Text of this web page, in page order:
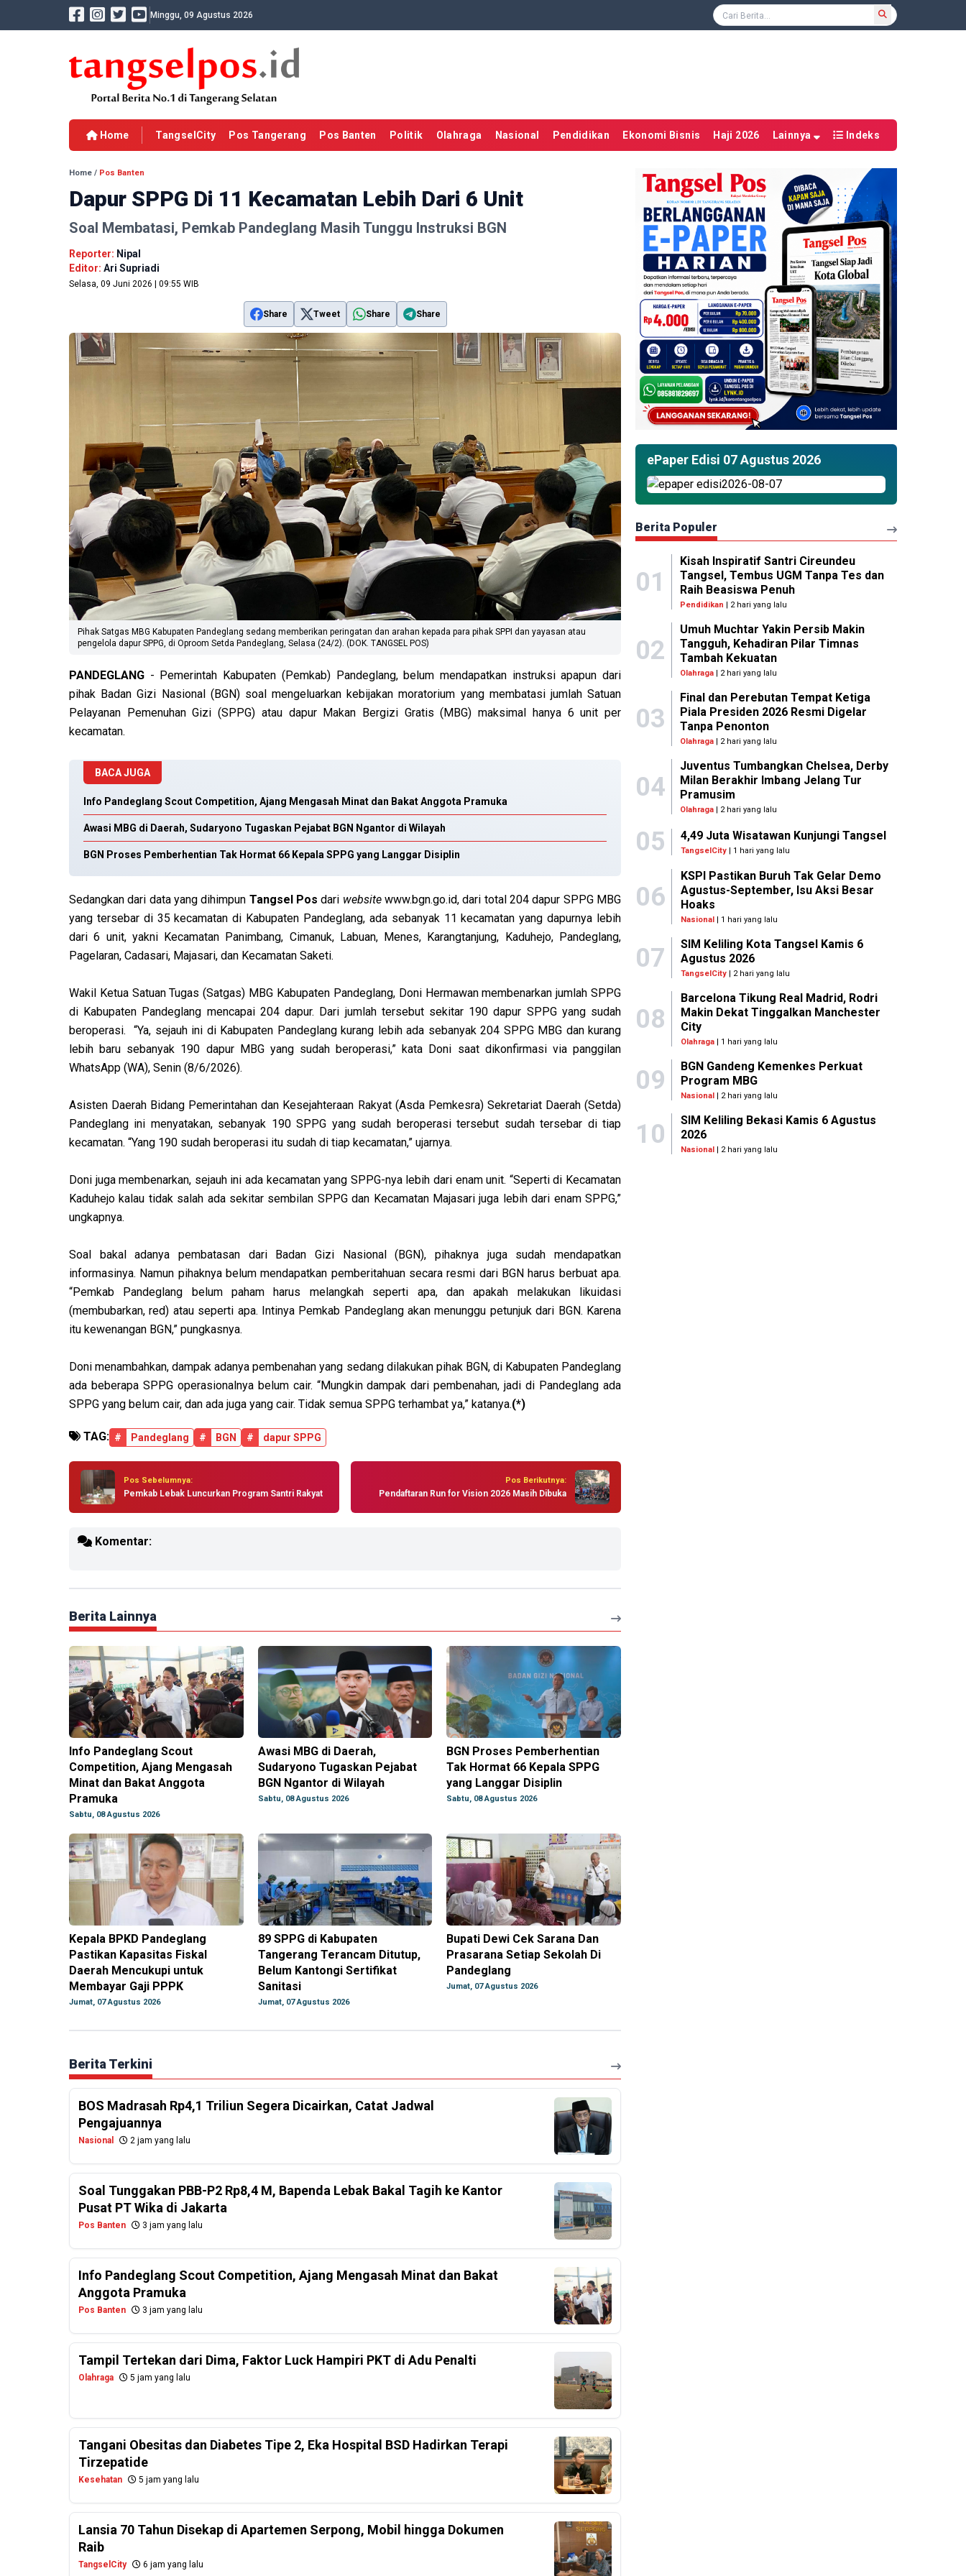
Minggu, 09 Agustus 2026
Home TangselCity Pos Tangerang Pos Banten Politik Olahraga Nasional Pendidikan Ekonomi Bisnis Haji 2026 Lainnya Indeks
Home / Pos Banten
Dapur SPPG Di 11 Kecamatan Lebih Dari 6 Unit
Soal Membatasi, Pemkab Pandeglang Masih Tunggu Instruksi BGN
Reporter: Nipal
Editor: Ari Supriadi
Selasa, 09 Juni 2026 | 09:55 WIB
Share Tweet Share Share
Pihak Satgas MBG Kabupaten Pandeglang sedang memberikan peringatan dan arahan kepada para pihak SPPI dan yayasan atau
pengelola dapur SPPG, di Oproom Setda Pandeglang, Selasa (24/2). (DOK. TANGSEL POS)
PANDEGLANG - Pemerintah Kabupaten (Pemkab) Pandeglang, belum mendapatkan instruksi apapun dari
pihak Badan Gizi Nasional (BGN) soal mengeluarkan kebijakan moratorium yang membatasi jumlah Satuan
Pelayanan Pemenuhan Gizi (SPPG) atau dapur Makan Bergizi Gratis (MBG) maksimal hanya 6 unit per
kecamatan.
BACA JUGA
Info Pandeglang Scout Competition, Ajang Mengasah Minat dan Bakat Anggota Pramuka
Awasi MBG di Daerah, Sudaryono Tugaskan Pejabat BGN Ngantor di Wilayah
BGN Proses Pemberhentian Tak Hormat 66 Kepala SPPG yang Langgar Disiplin
Sedangkan dari data yang dihimpun Tangsel Pos dari websitewww.bgn.go.id, dari total 204 dapur SPPG MBG
yang tersebar di 35 kecamatan di Kabupaten Pandeglang, ada sebanyak 11 kecamatan yang dapurnya lebih
dari 6 unit, yakni Kecamatan Panimbang, Cimanuk, Labuan, Menes, Karangtanjung, Kaduhejo, Pandeglang,
Pagelaran, Cadasari, Majasari, dan Kecamatan Saketi.
Wakil Ketua Satuan Tugas (Satgas) MBG Kabupaten Pandeglang, Doni Hermawan membenarkan jumlah SPPG
di Kabupaten Pandeglang mencapai 204 dapur. Dari jumlah tersebut sekitar 190 dapur SPPG yang sudah
beroperasi. “Ya, sejauh ini di Kabupaten Pandeglang kurang lebih ada sebanyak 204 SPPG MBG dan kurang
lebih baru sebanyak 190 dapur MBG yang sudah beroperasi,” kata Doni saat dikonfirmasi via panggilan
WhatsApp (WA), Senin (8/6/2026).
Asisten Daerah Bidang Pemerintahan dan Kesejahteraan Rakyat (Asda Pemkesra) Sekretariat Daerah (Setda)
Pandeglang ini menyatakan, sebanyak 190 SPPG yang sudah beroperasi tersebut sudah tersebar di tiap
kecamatan. “Yang 190 sudah beroperasi itu sudah di tiap kecamatan,” ujarnya.
Doni juga membenarkan, sejauh ini ada kecamatan yang SPPG-nya lebih dari enam unit. “Seperti di Kecamatan
Kaduhejo kalau tidak salah ada sekitar sembilan SPPG dan Kecamatan Majasari juga lebih dari enam SPPG,”
ungkapnya.
Soal bakal adanya pembatasan dari Badan Gizi Nasional (BGN), pihaknya juga sudah mendapatkan
informasinya. Namun pihaknya belum mendapatkan pemberitahuan secara resmi dari BGN harus berbuat apa.
“Pemkab Pandeglang belum paham harus melangkah seperti apa, dan apakah melakukan likuidasi
(membubarkan, red) atau seperti apa. Intinya Pemkab Pandeglang akan menunggu petunjuk dari BGN. Karena
itu kewenangan BGN,” pungkasnya.
Doni menambahkan, dampak adanya pembenahan yang sedang dilakukan pihak BGN, di Kabupaten Pandeglang
ada beberapa SPPG operasionalnya belum cair. “Mungkin dampak dari pembenahan, jadi di Pandeglang ada
SPPG yang belum cair, dan ada juga yang cair. Tidak semua SPPG terhambat ya,” katanya.(*)
TAG: # Pandeglang # BGN # dapur SPPG
Pos Sebelumnya:
Pemkab Lebak Luncurkan Program Santri Rakyat
Pos Berikutnya:
Pendaftaran Run for Vision 2026 Masih Dibuka
Komentar:
Berita Lainnya
Info Pandeglang Scout
Competition, Ajang Mengasah
Minat dan Bakat Anggota
Pramuka
Sabtu, 08 Agustus 2026
Awasi MBG di Daerah,
Sudaryono Tugaskan Pejabat
BGN Ngantor di Wilayah
Sabtu, 08 Agustus 2026
BGN Proses Pemberhentian
Tak Hormat 66 Kepala SPPG
yang Langgar Disiplin
Sabtu, 08 Agustus 2026
Kepala BPKD Pandeglang
Pastikan Kapasitas Fiskal
Daerah Mencukupi untuk
Membayar Gaji PPPK
Jumat, 07 Agustus 2026
89 SPPG di Kabupaten
Tangerang Terancam Ditutup,
Belum Kantongi Sertifikat
Sanitasi
Jumat, 07 Agustus 2026
Bupati Dewi Cek Sarana Dan
Prasarana Setiap Sekolah Di
Pandeglang
Jumat, 07 Agustus 2026
Berita Terkini
BOS Madrasah Rp4,1 Triliun Segera Dicairkan, Catat Jadwal
Pengajuannya
Nasional 2 jam yang lalu
Soal Tunggakan PBB-P2 Rp8,4 M, Bapenda Lebak Bakal Tagih ke Kantor
Pusat PT Wika di Jakarta
Pos Banten 3 jam yang lalu
Info Pandeglang Scout Competition, Ajang Mengasah Minat dan Bakat
Anggota Pramuka
Pos Banten 3 jam yang lalu
Tampil Tertekan dari Dima, Faktor Luck Hampiri PKT di Adu Penalti
Olahraga 5 jam yang lalu
Tangani Obesitas dan Diabetes Tipe 2, Eka Hospital BSD Hadirkan Terapi
Tirzepatide
Kesehatan 5 jam yang lalu
Lansia 70 Tahun Disekap di Apartemen Serpong, Mobil hingga Dokumen
Raib
TangselCity 6 jam yang lalu
ePaper Edisi 07 Agustus 2026
Berita Populer
01
Kisah Inspiratif Santri Cireundeu
Tangsel, Tembus UGM Tanpa Tes dan
Raih Beasiswa Penuh
Pendidikan | 2 hari yang lalu
02
Umuh Muchtar Yakin Persib Makin
Tangguh, Kehadiran Pilar Timnas
Tambah Kekuatan
Olahraga | 2 hari yang lalu
03
Final dan Perebutan Tempat Ketiga
Piala Presiden 2026 Resmi Digelar
Tanpa Penonton
Olahraga | 2 hari yang lalu
04
Juventus Tumbangkan Chelsea, Derby
Milan Berakhir Imbang Jelang Tur
Pramusim
Olahraga | 2 hari yang lalu
05 4,49 Juta Wisatawan Kunjungi Tangsel
TangselCity | 1 hari yang lalu
06
KSPI Pastikan Buruh Tak Gelar Demo
Agustus-September, Isu Aksi Besar
Hoaks
Nasional | 1 hari yang lalu
07
SIM Keliling Kota Tangsel Kamis 6
Agustus 2026
TangselCity| 2 hari yang lalu
08
Barcelona Tikung Real Madrid, Rodri
Makin Dekat Tinggalkan Manchester
City
Olahraga| 1 hari yang lalu
09
BGN Gandeng Kemenkes Perkuat
Program MBG
Nasional | 2 hari yang lalu
10
SIM Keliling Bekasi Kamis 6 Agustus
2026
Nasional | 2 hari yang lalu